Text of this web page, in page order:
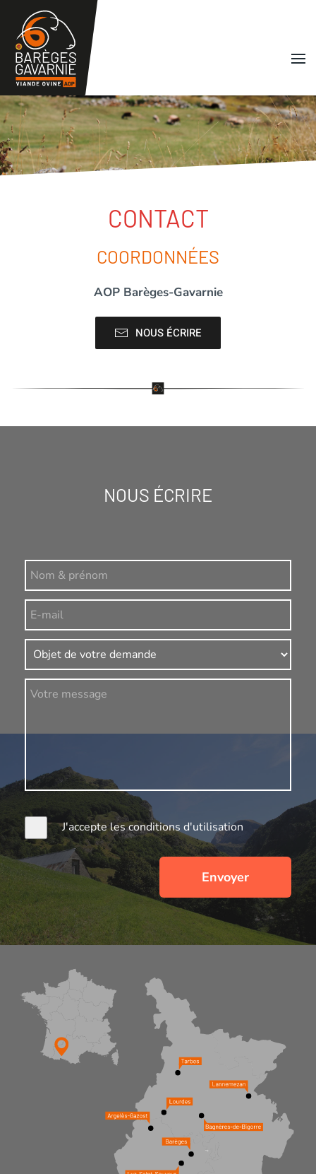
Skip to main content
CONTACT
COORDONNÉES
AOP Barèges-Gavarnie
NOUS ÉCRIRE
NOUS ÉCRIRE
J'accepte les conditions d'utilisation
Envoyer